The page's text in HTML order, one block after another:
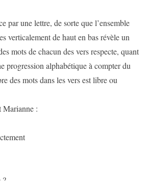
par une lettre, de sorte que l’ensemble
verticalement de haut en bas révèle un
mots de chacun des vers respecte, quant
progression alphabétique à compter du
des mots dans les vers est libre ou
Marianne :